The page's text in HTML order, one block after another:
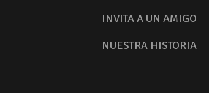
INVITA A UN AMIGO
NUESTRA HISTORIA